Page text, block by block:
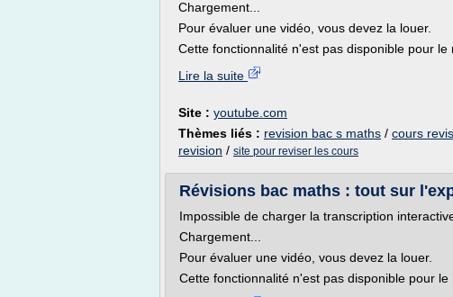
Chargement...
Pour évaluer une vidéo, vous devez la louer.
Cette fonctionnalité n'est pas disponible pour le
Lire la suite
Site : youtube.com
Thèmes liés : revision bac s maths / cours
revision / site pour reviser les cours
Révisions bac maths : tout sur
Impossible de charger la transcription
Chargement...
Pour évaluer une vidéo, vous devez la louer.
Cette fonctionnalité n'est pas disponible pour le